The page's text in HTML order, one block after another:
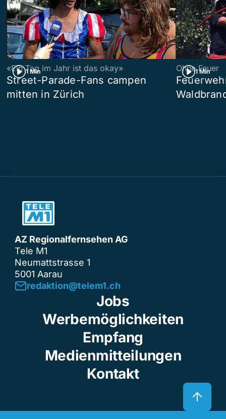
1 Min
«Ein Tag im Jahr ist das okay»
Street-Parade-Fans campen
mitten in Zürich
1 Min
Ohne Feuer
AZ Regionalfernsehen AG
Tele M1
Neumattstrasse 1
5001 Aarau
redaktion@telem1.ch
Jobs
Werbemöglichkeiten
Empfang
Medienmitteilungen
Kontakt